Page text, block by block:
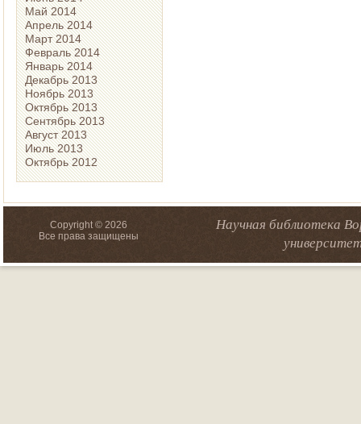
Май 2014
Апрель 2014
Март 2014
Февраль 2014
Январь 2014
Декабрь 2013
Ноябрь 2013
Октябрь 2013
Сентябрь 2013
Август 2013
Июль 2013
Октябрь 2012
Copyright © 2026
Все права защищены
Научная библиотека